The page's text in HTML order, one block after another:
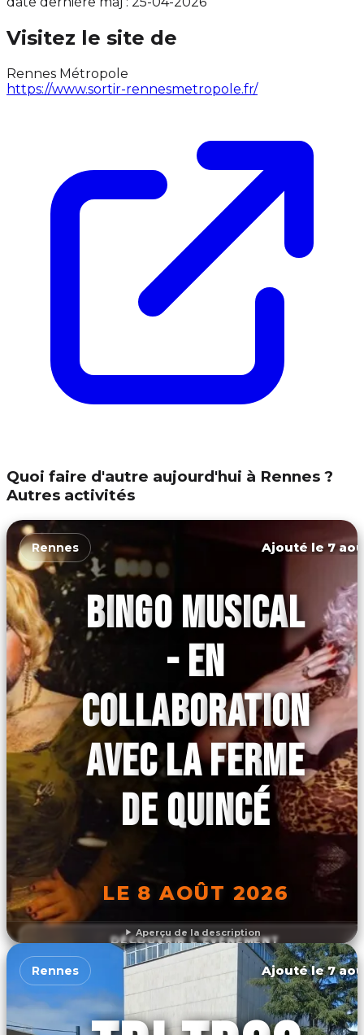
Visitez le site de
Rennes Métropole
https://www.sortir-rennesmetropole.fr/
Quoi faire d'autre aujourd'hui à Rennes ?
Autres activités
Aperçu de la description
Rennes Ajouté le 7
BINGO MUSICAL
- EN
COLLABORATION
AVEC LA FERME
DE QUINCÉ
LE 8 AOÛT 2026
DÉCOUVRIR L'ÉVÉNEMENT
Rennes Ajouté le 7